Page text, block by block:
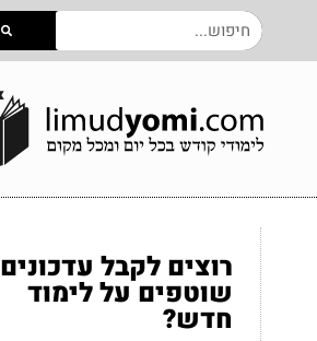
רוצים לקבל עדכונים
שוטפים על לימוד
חדש?